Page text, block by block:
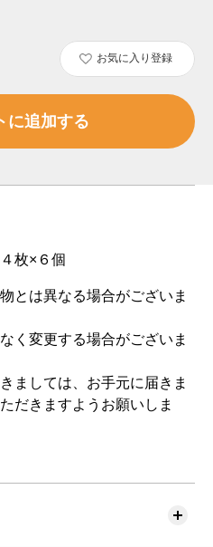
お気に入り登録
枚×６個
とは異なる場合がございま
く変更する場合がございま
ましては、お手元に届きま
だきますようお願いしま